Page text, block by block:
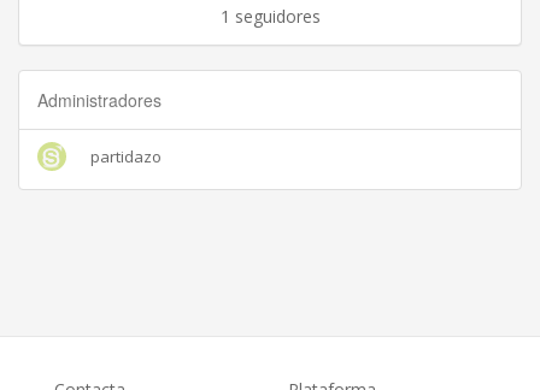
1 seguidores
Administradores
partidazo